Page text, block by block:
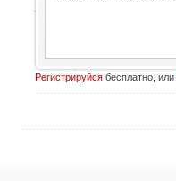
Регистрируйсябесплатно, или